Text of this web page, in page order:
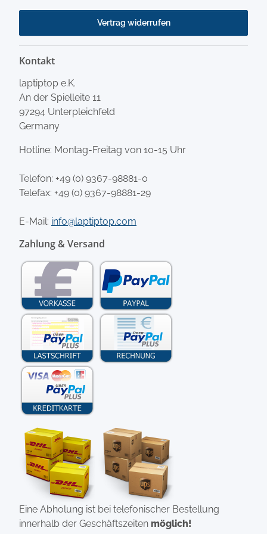
Vertrag widerrufen
Kontakt
laptiptop e.K.
An der Spielleite 11
97294 Unterpleichfeld
Germany
Hotline: Montag-Freitag von 10-15 Uhr
Telefon: +49 (0) 9367-98881-0
Telefax: +49 (0) 9367-98881-29
E-Mail: info@laptiptop.com
Zahlung & Versand
Eine Abholung ist bei telefonischer Bestellung
innerhalb der Geschäftszeiten möglich!